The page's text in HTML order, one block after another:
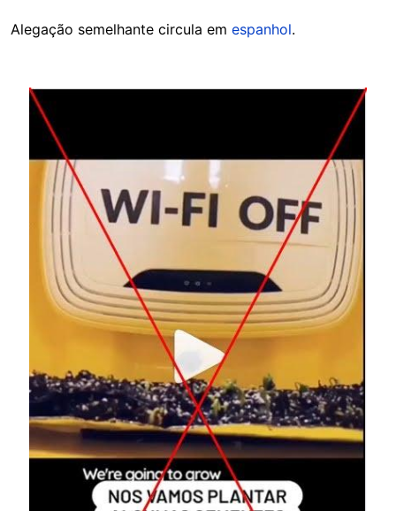
Alegação semelhante circula em espanhol.
Image